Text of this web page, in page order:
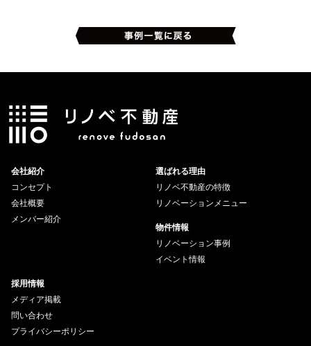
会社紹介
コンセプト
会社概要
メンバー紹介
選ばれる理由
リノベ不動産の特徴
リノベーションメニュー
物件情報
リノベーション事例
イベント情報
採用情報
メディア掲載
問い合わせ
プライバシーポリシー